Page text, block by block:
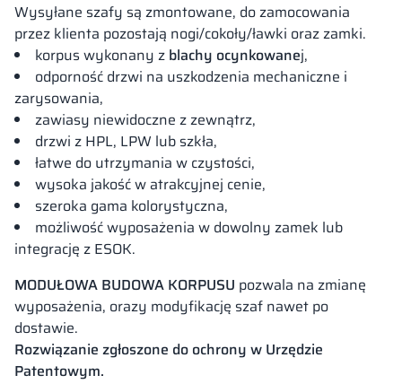
Wysyłane szafy są zmontowane, do zamocowania
przez klienta pozostają nogi/cokoły/ławki oraz zamki.
korpus wykonany z blachy ocynkowanej,
odporność drzwi na uszkodzenia mechaniczne i
zarysowania,
zawiasy niewidoczne z zewnątrz,
drzwi z HPL, LPW lub szkła,
łatwe do utrzymania w czystości,
wysoka jakość w atrakcyjnej cenie,
szeroka gama kolorystyczna,
możliwość wyposażenia w dowolny zamek lub
integrację z ESOK.
MODUŁOWA BUDOWA KORPUSU pozwala na zmianę
wyposażenia, orazy modyfikację szaf nawet po
dostawie.
Rozwiązanie zgłoszone do ochrony w Urzędzie
Patentowym.